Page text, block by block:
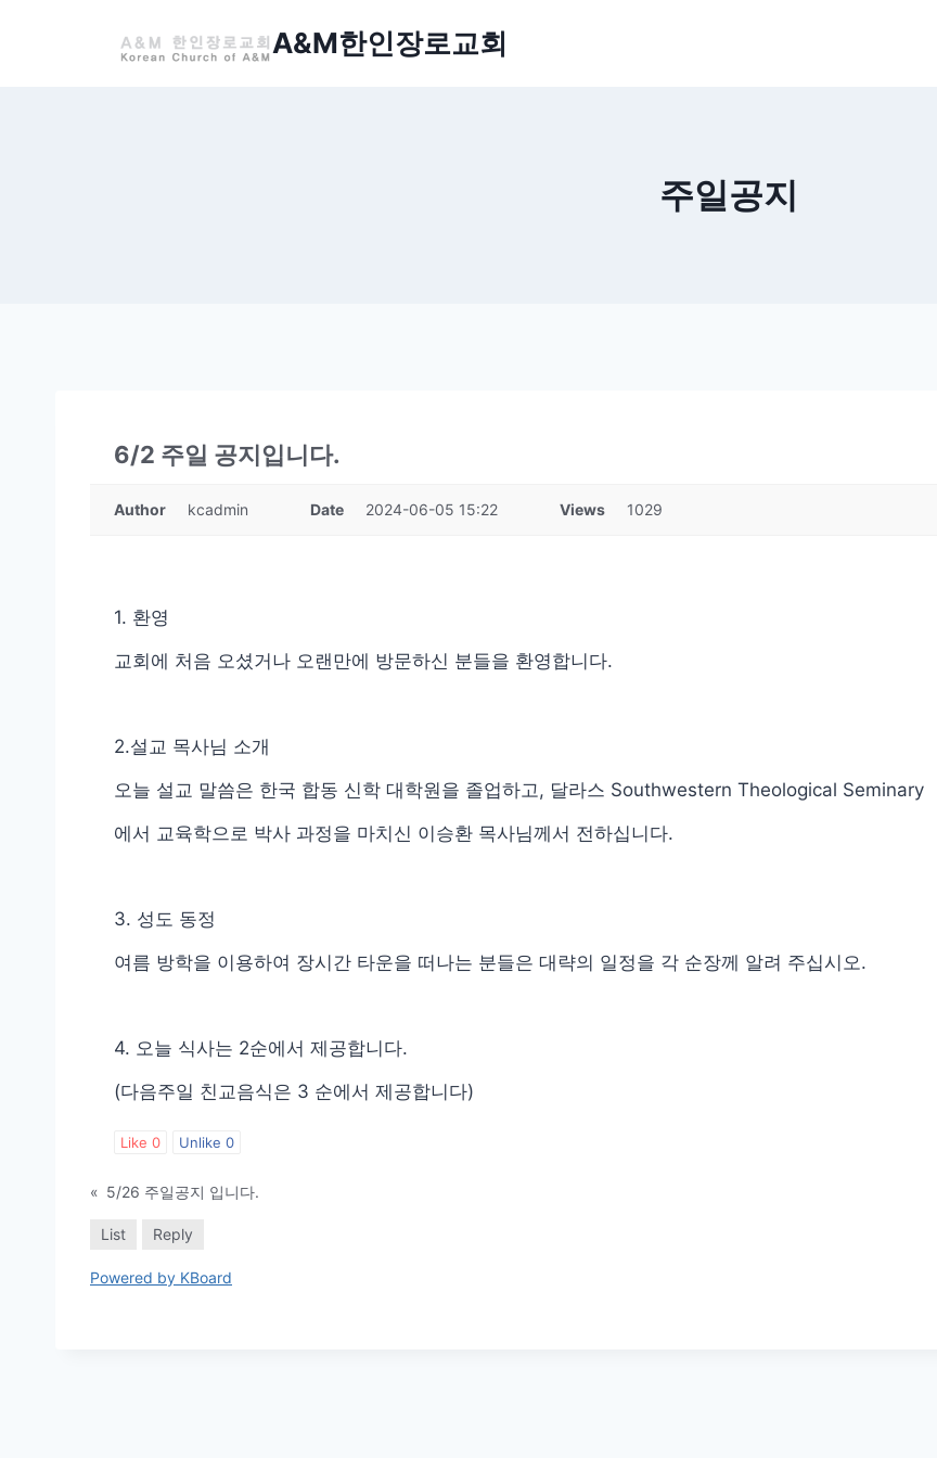
A&M한인장로교회
주일공지
6/2 주일 공지입니다.
Author kcadmin Date 2024-06-05 15:22 Views 1029
1. 환영
교회에 처음 오셨거나 오랜만에 방문하신 분들을 환영합니다.
2.설교 목사님 소개
오늘 설교 말씀은 한국 합동 신학 대학원을 졸업하고, 달라스 Southwestern Theological Seminary
에서 교육학으로 박사 과정을 마치신 이승환 목사님께서 전하십니다.
3. 성도 동정
여름 방학을 이용하여 장시간 타운을 떠나는 분들은 대략의 일정을 각 순장께 알려 주십시오.
4. 오늘 식사는 2순에서 제공합니다.
(다음주일 친교음식은 3 순에서 제공합니다)
Like 0 Unlike 0
« 5/26 주일공지 입니다.
List Reply
Powered by KBoard